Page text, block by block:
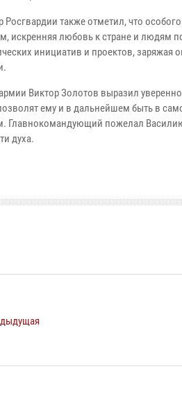
Росгвардии также отметил, что
искренняя любовь к стране и людям
инициатив и проектов,
Виктор Золотов выразил
ему и в дальнейшем быть в
Главнокомандующий пожелал
духа.